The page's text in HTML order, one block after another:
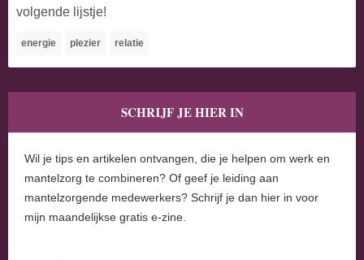
volgende lijstje!
energie plezier relatie
SCHRIJF JE HIER IN
Wil je tips en artikelen ontvangen, die je helpen om werk en
mantelzorg te combineren? Of geef je leiding aan
mantelzorgende medewerkers? Schrijf je dan hier in voor
mijn maandelijkse gratis e-zine.